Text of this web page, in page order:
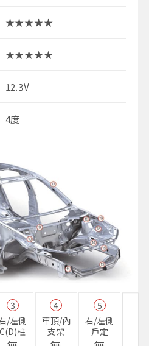
★★★★★
★★★★★
12.3V
4度
3
/左側
C(D)柱
4
車頂/內
支架
5
右/左側
戶定